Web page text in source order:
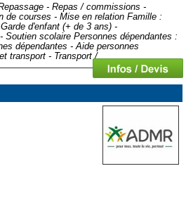
- Repas / commissions -
de courses - Mise en relation Famille :
d'enfant (+ de 3 ans) -
Soutien scolaire Personnes dépendantes :
dépendantes - Aide personnes
transport - Transport /...